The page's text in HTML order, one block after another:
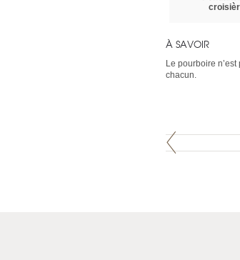
À SAVOIR
Le pourboire
chacun.